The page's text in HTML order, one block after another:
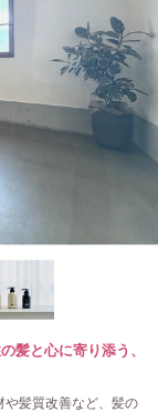
髪と心に寄り添う、
髪質改善など、髪の